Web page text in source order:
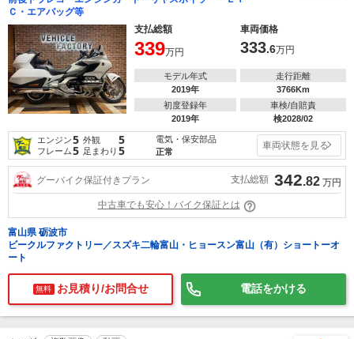
Ｃ・エアバッグ等
支払総額
車両価格
339万円 333.6万円
モデル年式
2019年
走行距離
3766Km
初度登録年
2019年
車検/自賠責
検2028/02
エンジン5 外観 5
フレーム5 足まわり 5
電気・保安部品
正常
車両状態を見る
グーバイク保証付きプラン 支払総額 342.82 万円
中古車でも安心！バイク保証とは
富山県 砺波市
ビークルファクトリー／スズキ二輪富山・ヒョースン富山（有）ショートーオ
ート
無料 お見積り/お問合せ 電話をかける